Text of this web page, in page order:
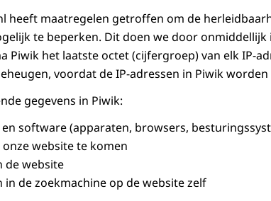
heeft maatregelen getroffen om de
te beperken. Dit doen we door onmiddellijk
Piwik het laatste octet (cijfergroep) van elk IP-
voordat de IP-adressen in Piwik worden
gegevens in Piwik:
software (apparaten, browsers,
website te komen
de website
de zoekmachine op de website zelf